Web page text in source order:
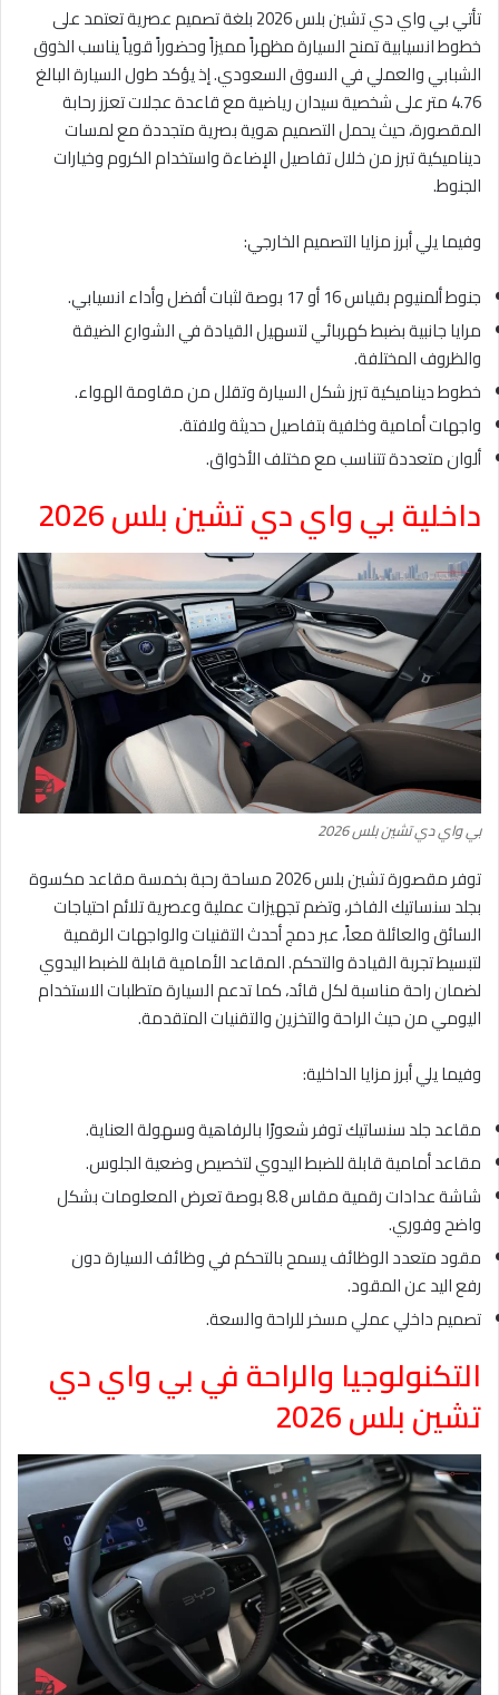
تأتي بي واي دي تشين بلس 2026 بلغة تصميم عصرية تعتمد على
خطوط انسيابية تمنح السيارة مظهراً مميزاً وحضوراً قوياً يناسب الذوق
الشبابي والعملي في السوق السعودي. إذ يؤكد طول السيارة البالغ
4.76 متر على شخصية سيدان رياضية مع قاعدة عجلات تعزز رحابة
المقصورة، حيث يحمل التصميم هوية بصرية متجددة مع لمسات
ديناميكية تبرز من خلال تفاصيل الإضاءة واستخدام الكروم وخيارات
الجنوط.
وفيما يلي أبرز مزايا التصميم الخارجي:
جنوط ألمنيوم بقياس 16 أو 17 بوصة لثبات أفضل وأداء انسيابي.
مرايا جانبية بضبط كهربائي لتسهيل القيادة في الشوارع الضيقة
والظروف المختلفة.
خطوط ديناميكية تبرز شكل السيارة وتقلل من مقاومة الهواء.
واجهات أمامية وخلفية بتفاصيل حديثة ولافتة.
ألوان متعددة تتناسب مع مختلف الأذواق.
داخلية بي واي دي تشين بلس 2026
بي واي دي تشين بلس 2026
توفر مقصورة تشين بلس 2026 مساحة رحبة بخمسة مقاعد مكسوة
بجلد سنساتيك الفاخر، وتضم تجهيزات عملية وعصرية تلائم احتياجات
السائق والعائلة معاً، عبر دمج أحدث التقنيات والواجهات الرقمية
لتبسيط تجربة القيادة والتحكم. المقاعد الأمامية قابلة للضبط اليدوي
لضمان راحة مناسبة لكل قائد، كما تدعم السيارة متطلبات الاستخدام
اليومي من حيث الراحة والتخزين والتقنيات المتقدمة.
وفيما يلي أبرز مزايا الداخلية:
مقاعد جلد سنساتيك توفر شعورًا بالرفاهية وسهولة العناية.
مقاعد أمامية قابلة للضبط اليدوي لتخصيص وضعية الجلوس.
شاشة عدادات رقمية مقاس 8.8 بوصة تعرض المعلومات بشكل
واضح وفوري.
مقود متعدد الوظائف يسمح بالتحكم في وظائف السيارة دون
رفع اليد عن المقود.
تصميم داخلي عملي مسخر للراحة والسعة.
التكنولوجيا والراحة في بي واي دي
تشين بلس 2026